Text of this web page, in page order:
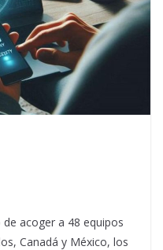
acoger a 48 equipos
Canadá y México, los